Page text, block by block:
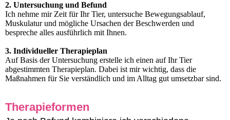
2. Untersuchung und Befund
Ich nehme mir Zeit für Ihr Tier, untersuche Bewegungsablauf,
Muskulatur und mögliche Ursachen der Beschwerden und
bespreche alles ausführlich mit Ihnen.
3. Individueller Therapieplan
Auf Basis der Untersuchung erstelle ich einen auf Ihr Tier
abgestimmten Therapieplan. Dabei ist mir wichtig, dass die
Maßnahmen für Sie verständlich und im Alltag gut umsetzbar sind.
Therapieformen